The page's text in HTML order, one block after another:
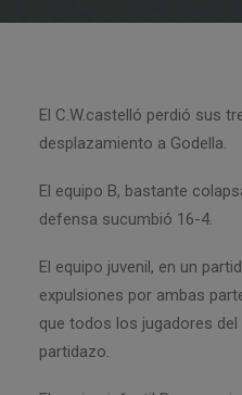
El C.W.castelló perdió sus
desplazamiento a Godella.
El equipo B, bastante
defensa sucumbió 16-4.
El equipo juvenil, en un
expulsiones por ambas
que todos los jugadores
partidazo.